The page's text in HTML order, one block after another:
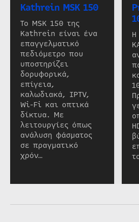
Kathrein MSK 150
Το MSK 150 της
Kathrein είναι ένα
επαγγελματικό
πεδιόμετρο που
υποστηρίζει
δορυφορικά,
επίγεια,
καλωδιακά, IPTV,
Wi-Fi και οπτικά
δίκτυα. Με
λειτουργίες όπως
ανάλυση φάσματος
σε πραγματικό
χρόν…
Η